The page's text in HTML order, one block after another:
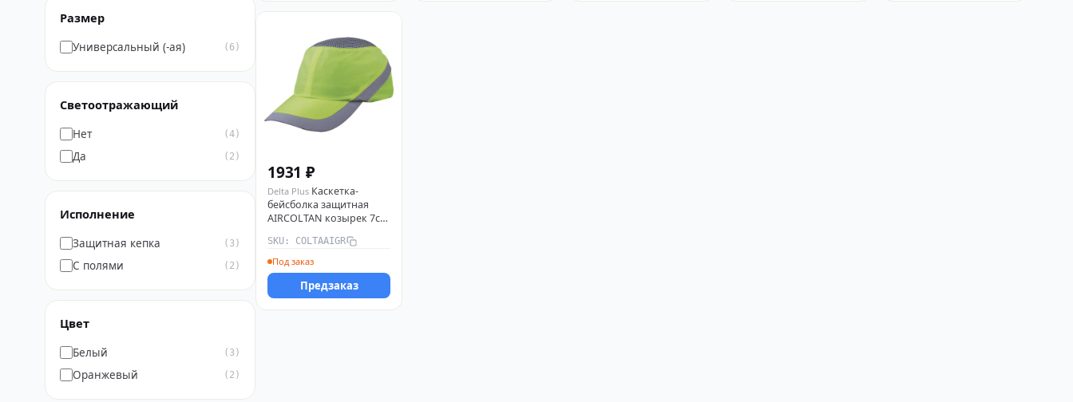
Размер
Универсальный (-ая) (6)
Светоотражающий
Нет (4)
Да (2)
Исполнение
Защитная кепка (3)
С полями (2)
Цвет
Белый (3)
Оранжевый (2)
1931 ₽
Delta Plus Каскетка-
бейсболка защитная
AIRCOLTAN козырек 7см
COLTAAIGR
SKU: COLTAAIGR
Под заказ
Предзаказ